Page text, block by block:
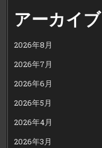
アーカイブ
2026年8月
2026年7月
2026年6月
2026年5月
2026年4月
2026年3月